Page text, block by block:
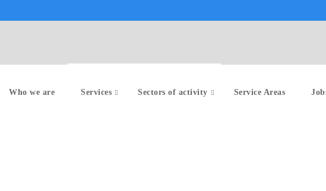
Who we are Services Sectors of activity Service Areas